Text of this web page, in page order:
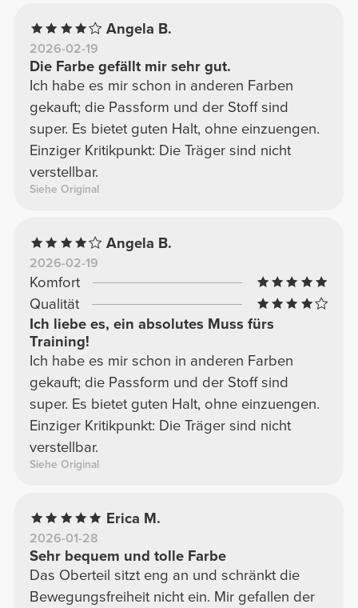
Angela B.
2026-02-19
Die Farbe gefällt mir sehr gut.
Ich habe es mir schon in anderen Farben
gekauft; die Passform und der Stoff sind
super. Es bietet guten Halt, ohne einzuengen.
Einziger Kritikpunkt: Die Träger sind nicht
verstellbar.
Siehe Original
Angela B.
2026-02-19
Komfort
Qualität
Ich liebe es, ein absolutes Muss fürs
Training!
Ich habe es mir schon in anderen Farben
gekauft; die Passform und der Stoff sind
super. Es bietet guten Halt, ohne einzuengen.
Einziger Kritikpunkt: Die Träger sind nicht
verstellbar.
Siehe Original
Erica M.
2026-01-28
Sehr bequem und tolle Farbe
Das Oberteil sitzt eng an und schränkt die
Bewegungsfreiheit nicht ein. Mir gefallen der